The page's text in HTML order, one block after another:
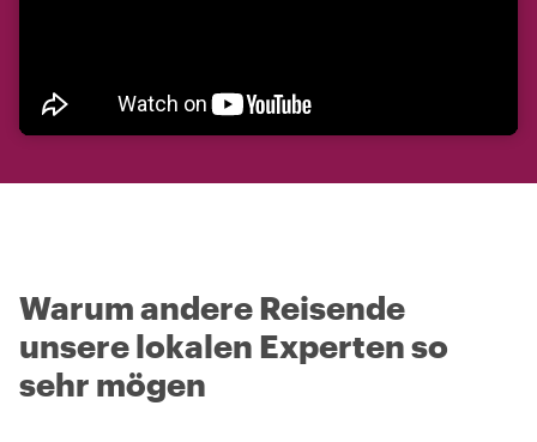
Warum andere Reisende
unsere lokalen Experten so
sehr mögen